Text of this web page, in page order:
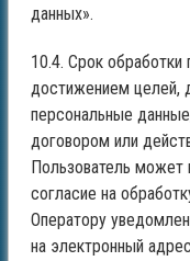
данных».
10.4. Срок
достижением целей,
персональные
договором или
Пользователь
согласие на
Оператору
на электронный